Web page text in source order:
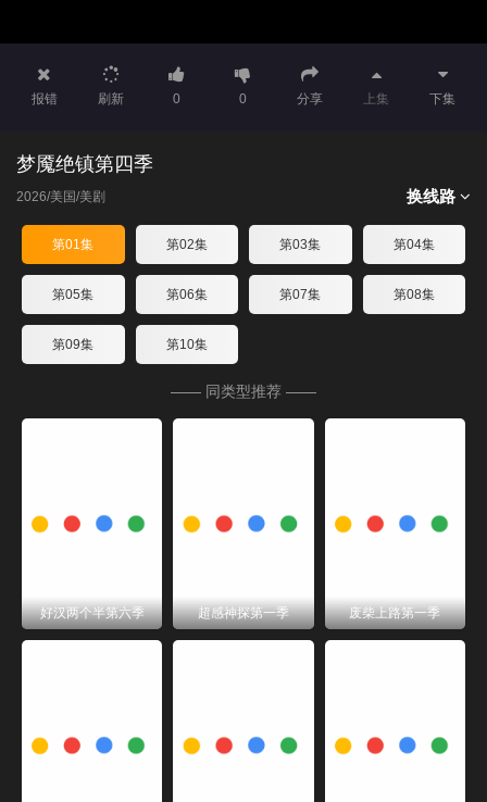
报错 刷新 0 0 分享 上集 下集
梦魇绝镇第四季
换线路
2026/美国/美剧
第01集 第02集 第03集 第04集
第05集 第06集 第07集 第08集
第09集 第10集
—— 同类型推荐 ——
好汉两个半第六季 超感神探第一季 废柴上路第一季